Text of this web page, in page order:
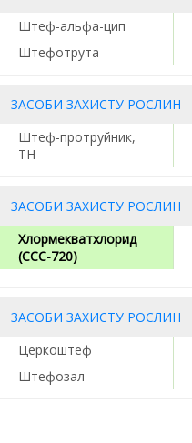
Штеф-альфа-цип
Штефотрута
ЗАСОБИ ЗАХИСТУ РОСЛИН
Штеф-протруйник,
ТН
ЗАСОБИ ЗАХИСТУ РОСЛИН
Хлормекватхлорид
(ССС-720)
ЗАСОБИ ЗАХИСТУ РОСЛИН
Церкоштеф
Штефозал